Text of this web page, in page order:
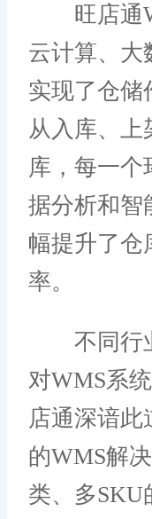
旺店通
云计算、大
实现了仓储
从入库、上
库，每一个
据分析和智
幅提升了仓
率。
不同行业
对WMS系
店通深谙此
的WMS解
类、多SKU